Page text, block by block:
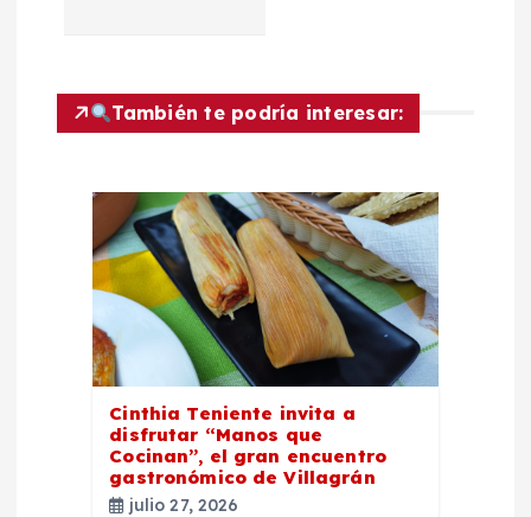
ó
n
También te podría interesar:
Cinthia Teniente invita a
disfrutar “Manos que
Cocinan”, el gran encuentro
gastronómico de Villagrán
julio 27, 2026